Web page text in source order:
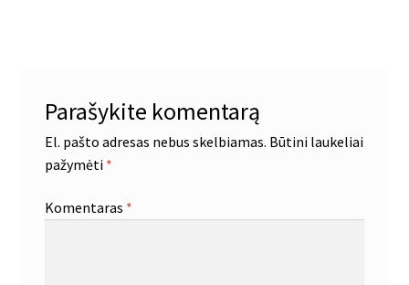
Parašykite komentarą
El. pašto adresas nebus skelbiamas. Būtini laukeliai
pažymėti *
Komentaras *